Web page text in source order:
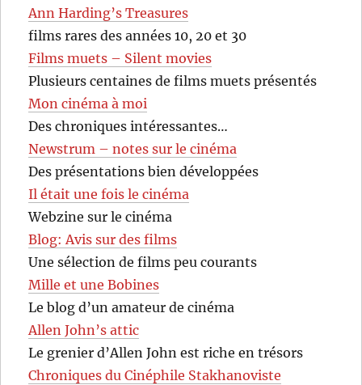
Ann Harding’s Treasures
films rares des années 10, 20 et 30
Films muets – Silent movies
Plusieurs centaines de films muets présentés
Mon cinéma à moi
Des chroniques intéressantes…
Newstrum – notes sur le cinéma
Des présentations bien développées
Il était une fois le cinéma
Webzine sur le cinéma
Blog: Avis sur des films
Une sélection de films peu courants
Mille et une Bobines
Le blog d’un amateur de cinéma
Allen John’s attic
Le grenier d’Allen John est riche en trésors
Chroniques du Cinéphile Stakhanoviste